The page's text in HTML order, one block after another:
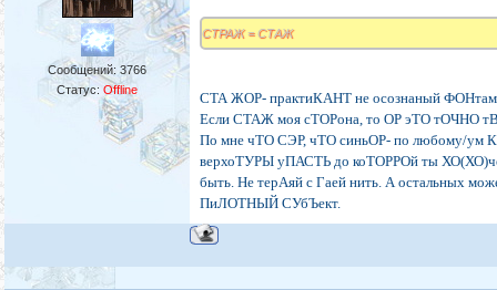
Сообщений:3766
Статус:Offline
СТРАЖ = СТАЖ
СТА ЖОР- практиКАНТ не осознаный
Если СТАЖ моя сТОРона, то ОР эТО тОЧНО
По мне чТО СЭР, чТО синьОР- по любому/
верхоТУРЫ уПАСТЬ до коТОРРОй ты
быть. Не терАяй с Гаей нить. А остальных
ПиЛОТНЫЙ СУбЪект.